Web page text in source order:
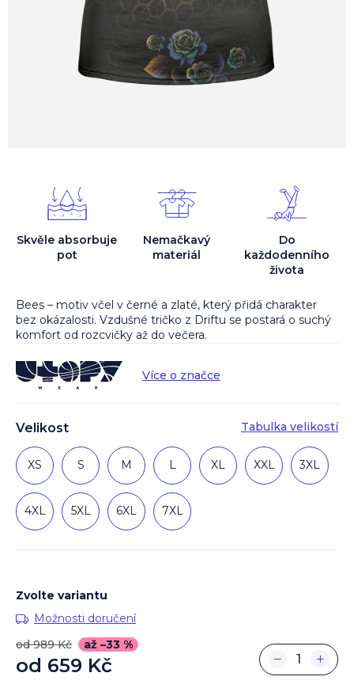
Velikost Tabulka velikostí
XS S M L XL XXL 3XL
4XL 5XL 6XL 7XL
Bees – motiv včel v černé a zlaté, který přidá charakter
bez okázalosti. Vzdušné tričko z Driftu se postará o suchý
komfort od rozcvičky až do večera.
Více o značce
Skvěle absorbuje
pot
Nemačkavý
materiál
Do
každodenního
života
Zvolte variantu
Možnosti doručení
od 989 Kč
až –33 %
od 659 Kč +
−